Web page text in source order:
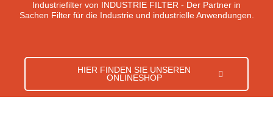
Industriefilter von INDUSTRIE FILTER - Der Partner in
Sachen Filter für die Industrie und industrielle Anwendungen.
HIER FINDEN SIE UNSEREN
ONLINESHOP